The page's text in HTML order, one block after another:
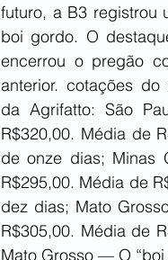
futuro, a B3 registrou
boi gordo. O
encerrou o pregão
anterior. cotações
da Agrifatto: São
R$320,00. Média de
de onze dias; Minas
R$295,00. Média de
dez dias; Mato
R$305,00. Média de
Mato Grosso — O